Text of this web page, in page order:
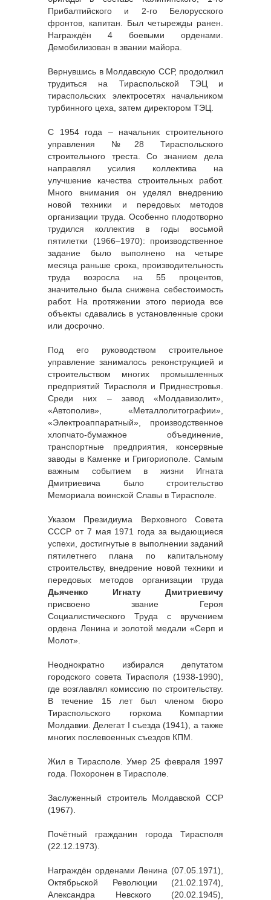
Прибалтийского и 2-го Белорусского
фронтов, капитан. Был четырежды ранен.
Награждён 4 боевыми орденами.
Демобилизован в звании майора.
Вернувшись в Молдавскую ССР, продолжил
трудиться на Тираспольской ТЭЦ и
тираспольских электросетях начальником
турбинного цеха, затем директором ТЭЦ.
С 1954 года – начальник строительного
управления №28 Тираспольского
строительного треста. Со знанием дела
направлял усилия коллектива на
улучшение качества строительных работ.
Много внимания он уделял внедрению
новой техники и передовых методов
организации труда. Особенно плодотворно
трудился коллектив в годы восьмой
пятилетки (1966–1970): производственное
задание было выполнено на четыре
месяца раньше срока, производительность
труда возросла на 55 процентов,
значительно была снижена себестоимость
работ. На протяжении этого периода все
объекты сдавались в установленные сроки
или досрочно.
Под его руководством строительное
управление занималось реконструкцией и
строительством многих промышленных
предприятий Тирасполя и Приднестровья.
Среди них – завод «Молдавизолит»,
«Автополив», «Металлолитографии»,
«Электроаппаратный», производственное
хлопчато-бумажное объединение,
транспортные предприятия, консервные
заводы в Каменке и Григориополе. Самым
важным событием в жизни Игната
Дмитриевича было строительство
Мемориала воинской Славы в Тирасполе.
Указом Президиума Верховного Совета
СССР от 7 мая 1971 года за выдающиеся
успехи, достигнутые в выполнении заданий
пятилетнего плана по капитальному
строительству, внедрение новой техники и
передовых методов организации труда
Дьяченко Игнату Дмитриевичу
присвоено звание Героя
Социалистического Труда с вручением
ордена Ленина и золотой медали «Серп и
Молот».
Неоднократно избирался депутатом
городского совета Тирасполя (1938-1990),
где возглавлял комиссию по строительству.
В течение 15 лет был членом бюро
Тираспольского горкома Компартии
Молдавии. Делегат I съезда (1941), а также
многих послевоенных съездов КПМ.
Жил в Тирасполе. Умер 25 февраля 1997
года. Похоронен в Тирасполе.
Заслуженный строитель Молдавской ССР
(1967).
Почётный гражданин города Тирасполя
(22.12.1973).
Награждён орденами Ленина (07.05.1971),
Октябрьской Революции (21.02.1974),
Александра Невского (20.02.1945),